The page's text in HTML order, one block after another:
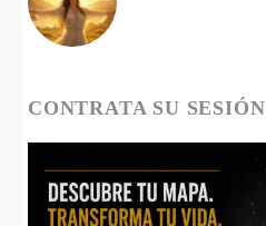
CONTRATA SU SESIÓN